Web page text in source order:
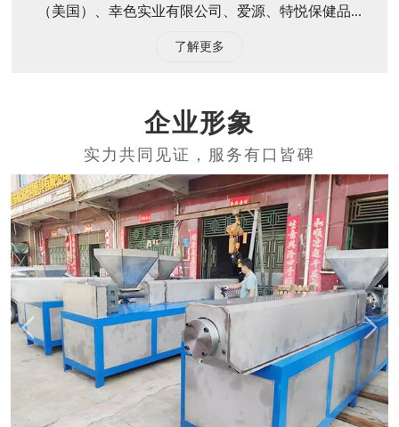
（美国）、幸色实业有限公司、爱源、特悦保健品...
了解更多
企业形象